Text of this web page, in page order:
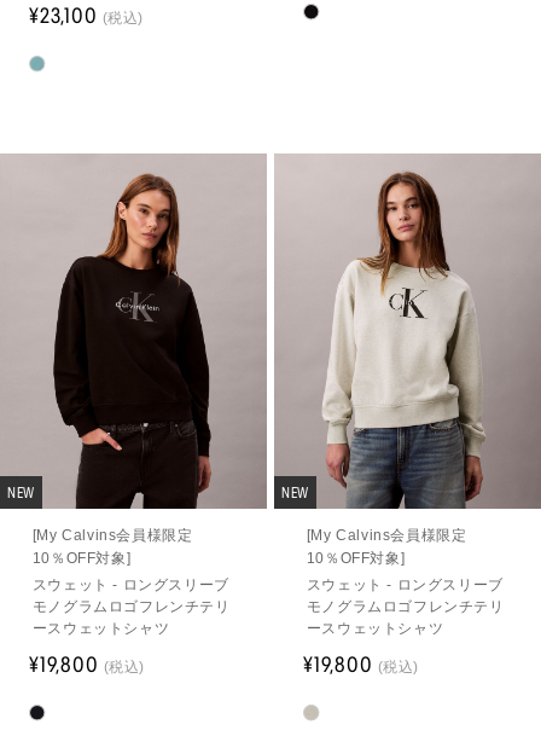
¥23,100 (税込)
NEW
[My Calvins会員様限定
10％OFF対象]
スウェット - ロングスリーブ
モノグラムロゴフレンチテリ
ースウェットシャツ
¥19,800 (税込)
NEW
[My Calvins会員様限定
10％OFF対象]
スウェット - ロングスリーブ
モノグラムロゴフレンチテリ
ースウェットシャツ
¥19,800 (税込)